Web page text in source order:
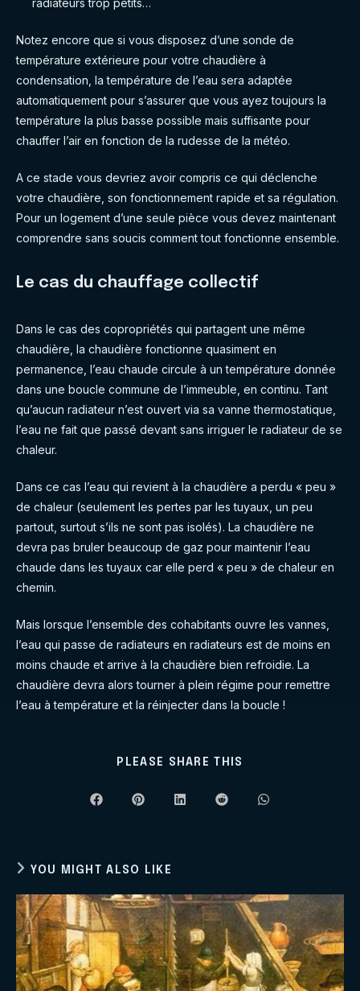
Notez encore que si vous disposez d’une sonde de
température extérieure pour votre chaudière à
condensation, la température de l’eau sera adaptée
automatiquement pour s’assurer que vous ayez toujours la
température la plus basse possible mais suffisante pour
chauffer l’air en fonction de la rudesse de la météo.
A ce stade vous devriez avoir compris ce qui déclenche
votre chaudière, son fonctionnement rapide et sa régulation.
Pour un logement d’une seule pièce vous devez maintenant
comprendre sans soucis comment tout fonctionne ensemble.
Le cas du chauffage collectif
Dans le cas des copropriétés qui partagent une même
chaudière, la chaudière fonctionne quasiment en
permanence, l’eau chaude circule à un température donnée
dans une boucle commune de l’immeuble, en continu. Tant
qu’aucun radiateur n’est ouvert via sa vanne thermostatique,
l’eau ne fait que passé devant sans irriguer le radiateur de se
chaleur.
Dans ce cas l’eau qui revient à la chaudière a perdu « peu »
de chaleur (seulement les pertes par les tuyaux, un peu
partout, surtout s’ils ne sont pas isolés). La chaudière ne
devra pas bruler beaucoup de gaz pour maintenir l’eau
chaude dans les tuyaux car elle perd « peu » de chaleur en
chemin.
Mais lorsque l’ensemble des cohabitants ouvre les vannes,
l’eau qui passe de radiateurs en radiateurs est de moins en
moins chaude et arrive à la chaudière bien refroidie. La
chaudière devra alors tourner à plein régime pour remettre
l’eau à température et la réinjecter dans la boucle !
PLEASE SHARE THIS
Opens
Opens
Opens
Opens
Opens
YOU MIGHT ALSO LIKE